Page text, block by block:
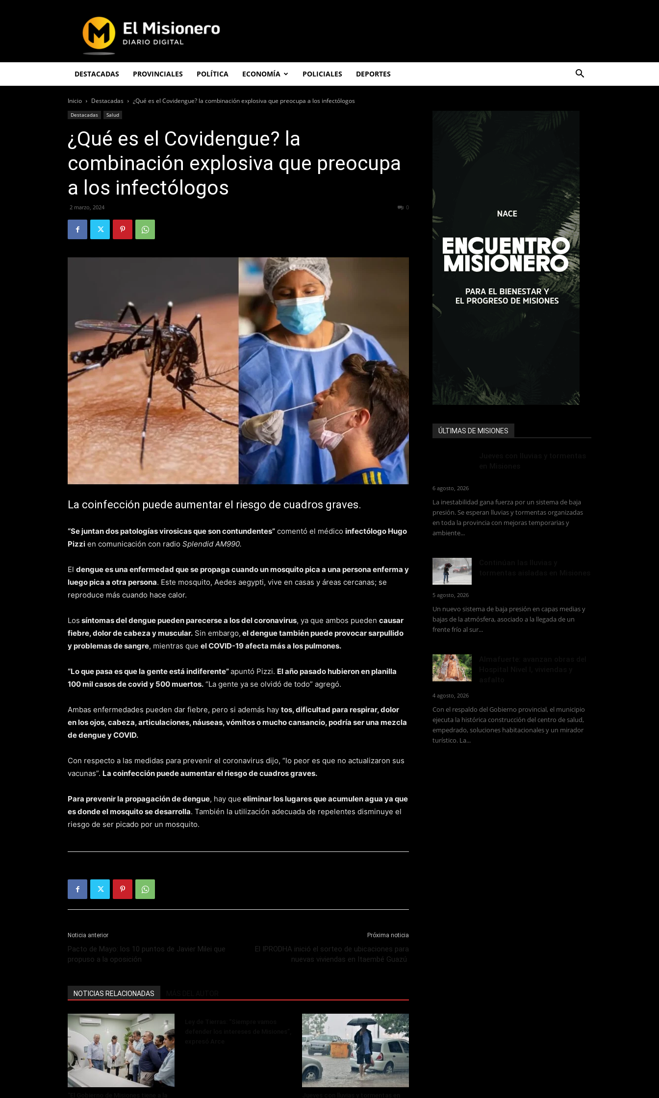
Misionero
DESTACADAS PROVINCIALES POLÍTICA ECONOMÍA POLICIALES DEPORTES
Inicio Destacadas ¿Qué es el Covidengue? la combinación explosiva que preocupa a los infectólogos
Destacadas Salud
¿Qué es el Covidengue? la
combinación explosiva que preocupa
a los infectólogos
2 marzo, 2024 0
La coinfección puede aumentar el riesgo de cuadros graves.
“Se juntan dos patologías virosicas que son contundentes” comentó el médico infectólogo Hugo
Pizzi en comunicación con radio Splendid AM990.
El dengue es una enfermedad que se propaga cuando un mosquito pica a una persona enferma y
luego pica a otra persona. Este mosquito, Aedes aegypti, vive en casas y áreas cercanas; se
reproduce más cuando hace calor.
Los síntomas del dengue pueden parecerse a los del coronavirus, ya que ambos pueden causar
fiebre, dolor de cabeza y muscular. Sin embargo, el dengue también puede provocar sarpullido
y problemas de sangre, mientras que el COVID-19 afecta más a los pulmones.
“Lo que pasa es que la gente está indiferente”apuntó Pizzi. El año pasado hubieron en planilla
100 mil casos de covid y 500 muertos. “La gente ya se olvidó de todo” agregó.
Ambas enfermedades pueden dar fiebre, pero si además hay tos, dificultad para respirar, dolor
en los ojos, cabeza, articulaciones, náuseas, vómitos o mucho cansancio, podría ser una mezcla
de dengue y COVID.
Con respecto a las medidas para prevenir el coronavirus dijo, “lo peor es que no actualizaron sus
vacunas”. La coinfección puede aumentar el riesgo de cuadros graves.
Para prevenir la propagación de dengue, hay que eliminar los lugares que acumulen agua ya que
es donde el mosquito se desarrolla. También la utilización adecuada de repelentes disminuye el
riesgo de ser picado por un mosquito.
Noticia anterior
Pacto de Mayo: los 10 puntos de Javier Milei que
propuso a la oposición
Próxima noticia
El IPRODHA inició el sorteo de ubicaciones para
nuevas viviendas en Itaembé Guazú
NOTICIAS RELACIONADAS
ÚLTIMAS DE MISIONES
6 agosto, 2026
La inestabilidad gana fuerza por un sistema de baja
presión. Se esperan lluvias y tormentas organizadas
en toda la provincia con mejoras temporarias y
ambiente...
5 agosto, 2026
Un nuevo sistema de baja presión en capas medias y
bajas de la atmósfera, asociado a la llegada de un
frente frío al sur...
4 agosto, 2026
Con el respaldo del Gobierno provincial, el municipio
ejecuta la histórica construcción del centro de salud,
empedrado, soluciones habitacionales y un mirador
turístico. La...